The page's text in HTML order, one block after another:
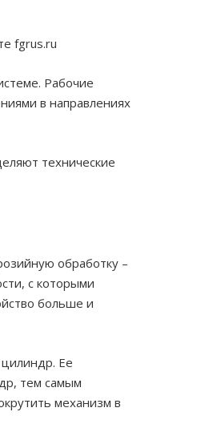
fgrus.ru
Рабочие
в направлениях
технические
обработку –
с которыми
больше и
Ее
тем самым
механизм в